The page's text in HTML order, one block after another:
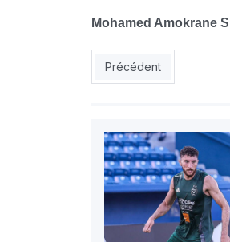
Mohamed Amokrane
Article précédent : EN :
Précédent